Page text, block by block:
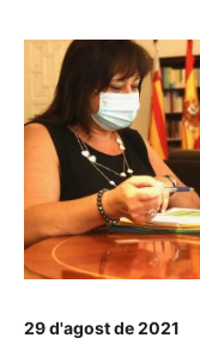
29 d'agost de 2021